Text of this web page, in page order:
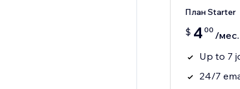
План Starter
$ 4 00 /мес.
Up to 7
24/7